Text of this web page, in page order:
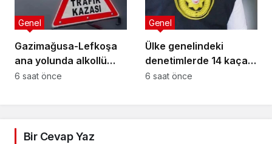
Gazimağusa-Lefkoşa
ana yolunda alkollü
sürücü takla attı:
Genel
6 saat önce
Ülke genelindeki
denetimlerde 14 kaçak
yakalandı
Genel
6 saat önce
Bir Cevap Yaz